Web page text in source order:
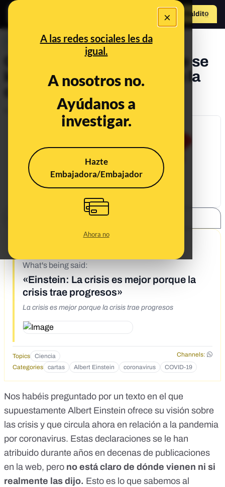
×
A las redes sociales les da
igual.
A nosotros no.
Ayúdanos a
investigar.
Hazte
Embajadora/Embajador
Ahora no
Hazte Maldito
PREBUNKING
Qué sabemos del texto que se
le atribuye a Einstein sobre la
May 6, 2020, 12:55:20 PM
What's being said:
«Einstein: La crisis es mejor porque la
crisis trae progresos»
La crisis es mejor porque la crisis trae progresos
Topics Ciencia
Channels:
Categories
cartas Albert Einstein coronavirus COVID-19
Nos habéis preguntado por un texto en el que
supuestamente Albert Einstein ofrece su visión sobre
las crisis y que circula ahora en relación a la pandemia
por coronavirus. Estas declaraciones se le han
atribuido durante años en decenas de publicaciones
en la web, pero no está claro de dónde vienen ni si
realmente las dijo. Esto es lo que sabemos al